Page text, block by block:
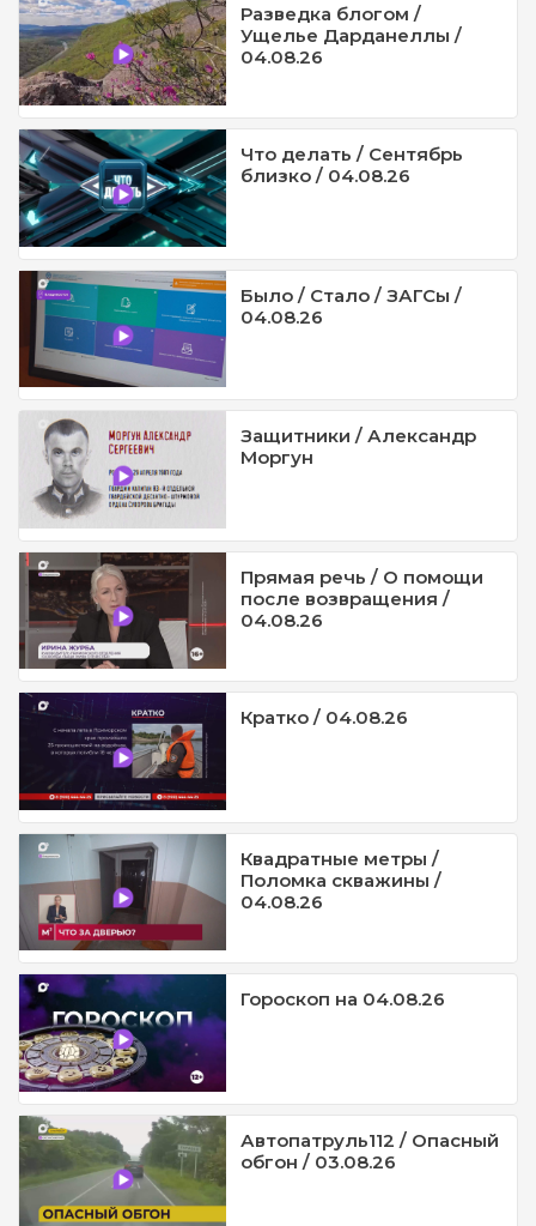
Разведка блогом /
Ущелье Дарданеллы /
04.08.26
Что делать / Сентябрь
близко / 04.08.26
Было / Стало / ЗАГСы /
04.08.26
Защитники / Александр
Моргун
Прямая речь / О помощи
после возвращения /
04.08.26
Кратко / 04.08.26
Квадратные метры /
Поломка скважины /
04.08.26
Гороскоп на 04.08.26
Автопатруль112 / Опасный
обгон / 03.08.26